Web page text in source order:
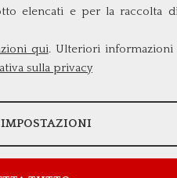
elencati e per la raccolta
qui. Ulteriori informazioni
sulla privacy